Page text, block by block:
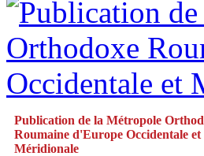
Publication de la Métropole
Roumaine d'Europe Occidentale et
Méridionale